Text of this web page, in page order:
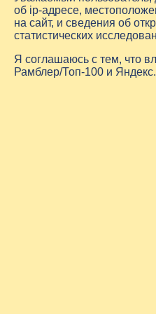
об ip-адресе,
на сайт, и сведения об
статистических
Я соглашаюсь с тем, что
Рамблер/Топ-100 и